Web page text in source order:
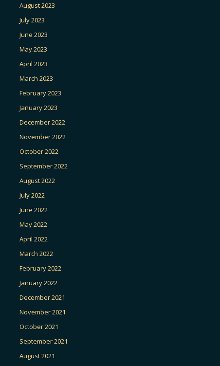
August 2023
July 2023
June 2023
May 2023
April 2023
March 2023
February 2023
January 2023
December 2022
November 2022
October 2022
September 2022
August 2022
July 2022
June 2022
May 2022
April 2022
March 2022
February 2022
January 2022
December 2021
November 2021
October 2021
September 2021
August 2021